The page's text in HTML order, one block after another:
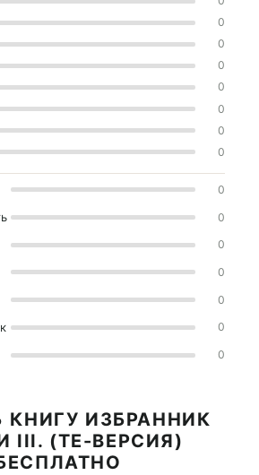
0
0
0
0
0
0
0
0
0
0
0
0
0
0
КНИГУ ИЗБРАННИК
III. (TE-ВЕРСИЯ)